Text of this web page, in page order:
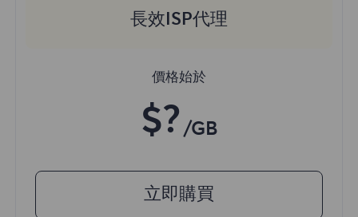
長效ISP代理
價格始於
$? /GB
立即購買